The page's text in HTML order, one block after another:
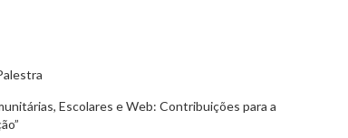
Escolares e Web: Contribuições para a